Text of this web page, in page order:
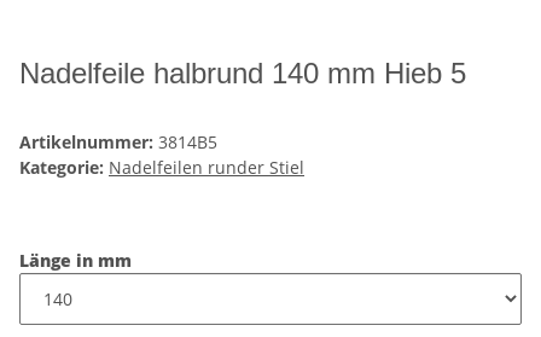
Nadelfeile halbrund 140 mm Hieb 5
Artikelnummer: 3814B5
Kategorie: Nadelfeilen runder Stiel
Länge in mm